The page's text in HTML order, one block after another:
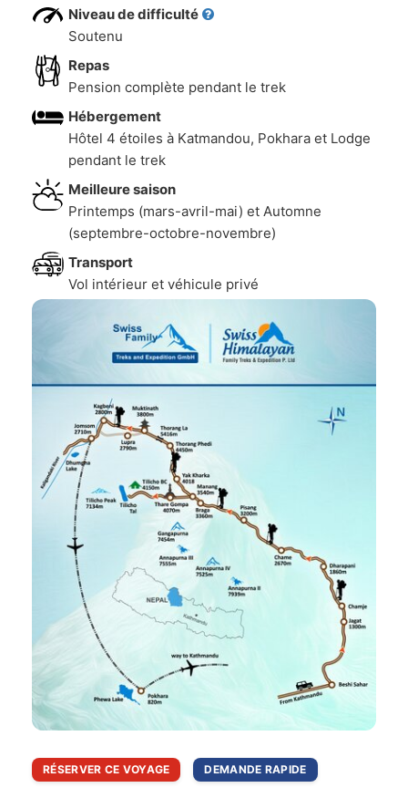
Niveau de difficulté
Soutenu
Repas
Pension complète pendant le trek
Hébergement
Hôtel 4 étoiles à Katmandou, Pokhara et Lodge
pendant le trek
Meilleure saison
Printemps (mars-avril-mai) et Automne
(septembre-octobre-novembre)
Transport
Vol intérieur et véhicule privé
RÉSERVER CE VOYAGE DEMANDE RAPIDE